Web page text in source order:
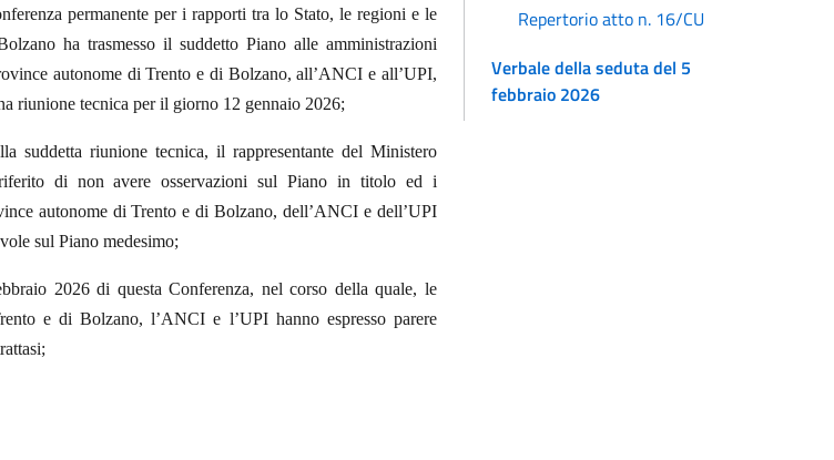
permanente per i rapporti tra lo Stato, le regioni e le
ha trasmesso il suddetto Piano alle amministrazioni
autonome di Trento e di Bolzano, all’ANCI e all’UPI,
riunione tecnica per il giorno 12 gennaio 2026;
suddetta riunione tecnica, il rappresentante del Ministero
di non avere osservazioni sul Piano in titolo ed i
autonome di Trento e di Bolzano, dell’ANCI e dell’UPI
sul Piano medesimo;
2026 di questa Conferenza, nel corso della quale, le
e di Bolzano, l’ANCI e l’UPI hanno espresso parere
Repertorio atto n. 16/CU
Verbale della seduta del 5
febbraio 2026